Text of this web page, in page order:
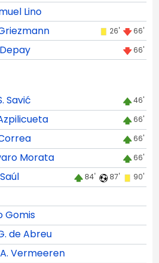
Lino
26' 66'
66'
Savić 46'
66'
66'
Morata 66'
Saúl 84' 87' 90'
Gomis
de Abreu
A. Vermeeren